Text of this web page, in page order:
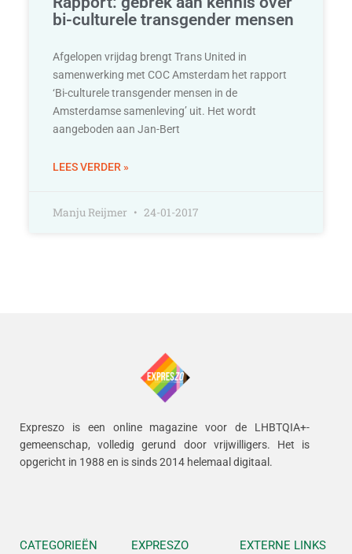
bi-culturele transgender mensen
Afgelopen vrijdag brengt Trans United in
samenwerking met COC Amsterdam het rapport
‘Bi-culturele transgender mensen in de
Amsterdamse samenleving’ uit. Het wordt
aangeboden aan Jan-Bert
LEES VERDER »
Manju Reijmer 24-01-2017
Expreszo is een online magazine voor de LHBTQIA+-
gemeenschap, volledig gerund door vrijwilligers. Het is
opgericht in 1988 en is sinds 2014 helemaal digitaal.
CATEGORIEËN EXPRESZO EXTERNE LINKS